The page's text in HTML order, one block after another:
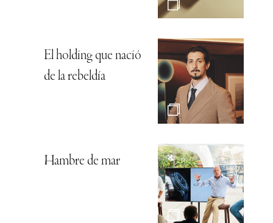
El holding que nació
de la rebeldía
Hambre de mar